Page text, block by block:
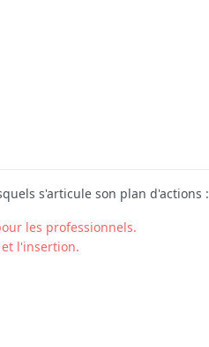
s'articule son plan d'actions :
les professionnels.
l'insertion.